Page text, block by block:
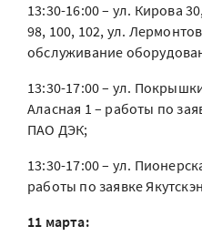
13:30-16:00 – ул. Кирова
98, 100, 102, ул.
обслуживание
13:30-17:00 – ул.
Аласная 1 – работы по
ПАО ДЭК;
13:30-17:00 – ул.
работы по заявке
11 марта: